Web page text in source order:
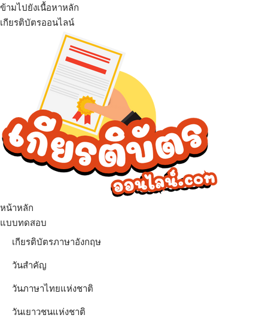
ข้ามไปยังเนื้อหาหลัก
เกียรติบัตรออนไลน์
หน้าหลัก
แบบทดสอบ
เกียรติบัตรภาษาอังกฤษ
วันสำคัญ
วันภาษาไทยแห่งชาติ
วันเยาวชนแห่งชาติ